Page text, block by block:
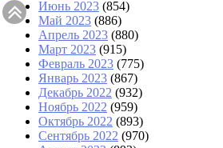
Июнь 2023 (854)
Май 2023 (886)
Апрель 2023 (880)
Март 2023 (915)
Февраль 2023 (775)
Январь 2023 (867)
Декабрь 2022 (932)
Ноябрь 2022 (959)
Октябрь 2022 (893)
Сентябрь 2022 (970)